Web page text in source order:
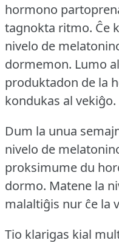
hormono
tagnokta ritmo. Ĉe
nivelo de
dormemon. Lumo
produktadon de la
kondukas al vekiĝo.
Dum la unua
nivelo de
proksimume du
dormo. Matene la
malaltiĝis nur ĉe la
Tio klarigas kial